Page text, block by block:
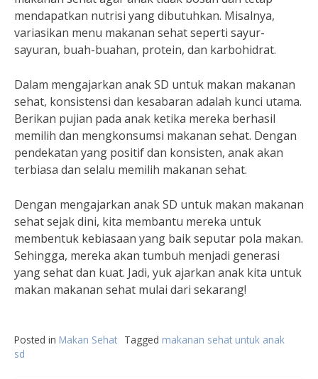
mendapatkan nutrisi yang dibutuhkan. Misalnya,
variasikan menu makanan sehat seperti sayur-
sayuran, buah-buahan, protein, dan karbohidrat.
Dalam mengajarkan anak SD untuk makan makanan
sehat, konsistensi dan kesabaran adalah kunci utama.
Berikan pujian pada anak ketika mereka berhasil
memilih dan mengkonsumsi makanan sehat. Dengan
pendekatan yang positif dan konsisten, anak akan
terbiasa dan selalu memilih makanan sehat.
Dengan mengajarkan anak SD untuk makan makanan
sehat sejak dini, kita membantu mereka untuk
membentuk kebiasaan yang baik seputar pola makan.
Sehingga, mereka akan tumbuh menjadi generasi
yang sehat dan kuat. Jadi, yuk ajarkan anak kita untuk
makan makanan sehat mulai dari sekarang!
Posted in Makan Sehat Tagged makanan sehat untuk anak
sd